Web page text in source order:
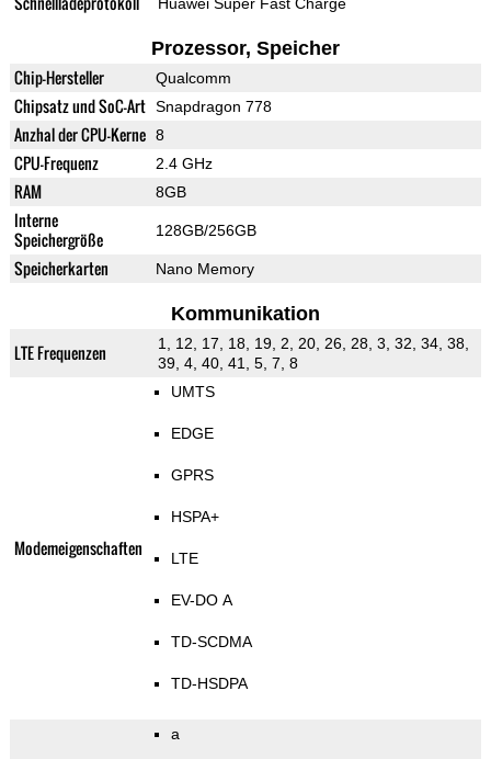
Prozessor, Speicher
Chip-Hersteller Qualcomm
Chipsatz und SoC-Art Snapdragon 778
Anzhal der CPU-Kerne 8
CPU-Frequenz 2.4 GHz
RAM 8GB
Interne
Speichergröße
128GB/256GB
Speicherkarten Nano Memory
Kommunikation
LTE Frequenzen
1, 12, 17, 18, 19, 2, 20, 26, 28, 3, 32, 34, 38,
39, 4, 40, 41, 5, 7, 8
Modemeigenschaften
UMTS
EDGE
GPRS
HSPA+
LTE
EV-DO A
TD-SCDMA
TD-HSDPA
a